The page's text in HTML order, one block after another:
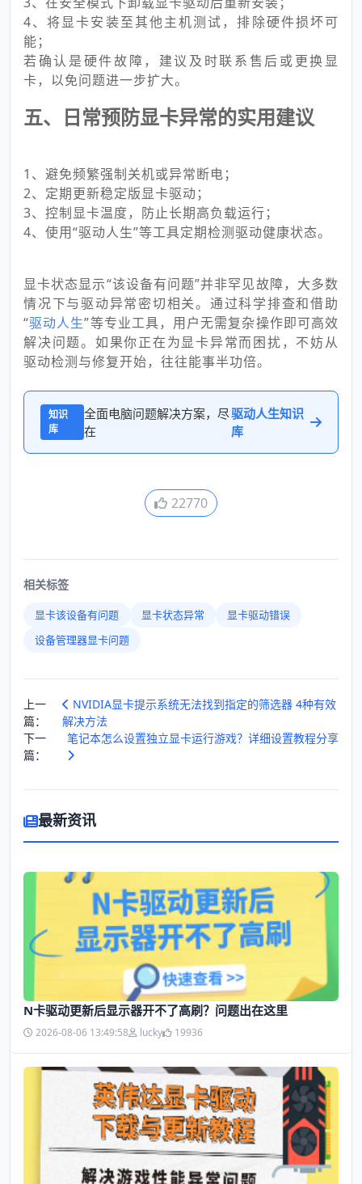
4、将显卡安装至其他主机测试，排除硬件损坏可
能；
若确认是硬件故障，建议及时联系售后或更换显
卡，以免问题进一步扩大。
五、日常预防显卡异常的实用建议
1、避免频繁强制关机或异常断电；
2、定期更新稳定版显卡驱动；
3、控制显卡温度，防止长期高负载运行；
4、使用“驱动人生”等工具定期检测驱动健康状态。
显卡状态显示“该设备有问题”并非罕见故障，大多数
情况下与驱动异常密切相关。通过科学排查和借助
“驱动人生”等专业工具，用户无需复杂操作即可高效
解决问题。如果你正在为显卡异常而困扰，不妨从
驱动检测与修复开始，往往能事半功倍。
知识
库
全面电脑问题解决方案，尽
在
驱动人生知识
库
22770
相关标签
显卡该设备有问题 显卡状态异常
显卡驱动错误
设备管理器显卡问题
上一
篇：
NVIDIA显卡提示系统无法找到指定的筛选器 4种有效
解决方法
下一
篇：
笔记本怎么设置独立显卡运行游戏？详细设置教程分享
最新资讯
N卡驱动更新后显示器开不了高刷？问题出在这里
2026-08-06 13:49:58 lucky 19936